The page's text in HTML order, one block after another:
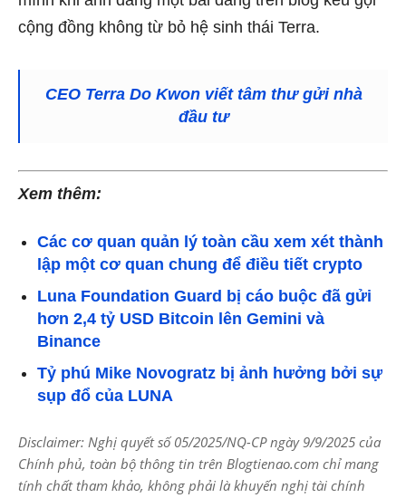
cộng đồng không từ bỏ hệ sinh thái Terra.
CEO Terra Do Kwon viết tâm thư gửi nhà
đầu tư
Xem thêm:
Các cơ quan quản lý toàn cầu xem xét thành
lập một cơ quan chung để điều tiết crypto
Luna Foundation Guard bị cáo buộc đã gửi
hơn 2,4 tỷ USD Bitcoin lên Gemini và
Binance
Tỷ phú Mike Novogratz bị ảnh hưởng bởi sự
sụp đổ của LUNA
Disclaimer: Nghị quyết số 05/2025/NQ-CP ngày 9/9/2025 của
Chính phủ, toàn bộ thông tin trên Blogtienao.com chỉ mang
tính chất tham khảo, không phải là khuyến nghị tài chính